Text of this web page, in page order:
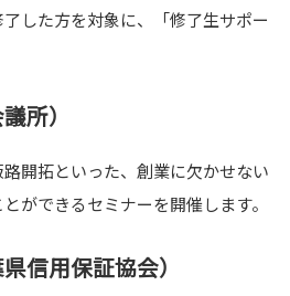
した方を対象に、「修了生サポー
所）
開拓といった、創業に欠かせない
ができるセミナーを開催します。
信用保証協会）